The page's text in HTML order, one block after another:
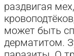
раздвигая
может быть
дерматитом.